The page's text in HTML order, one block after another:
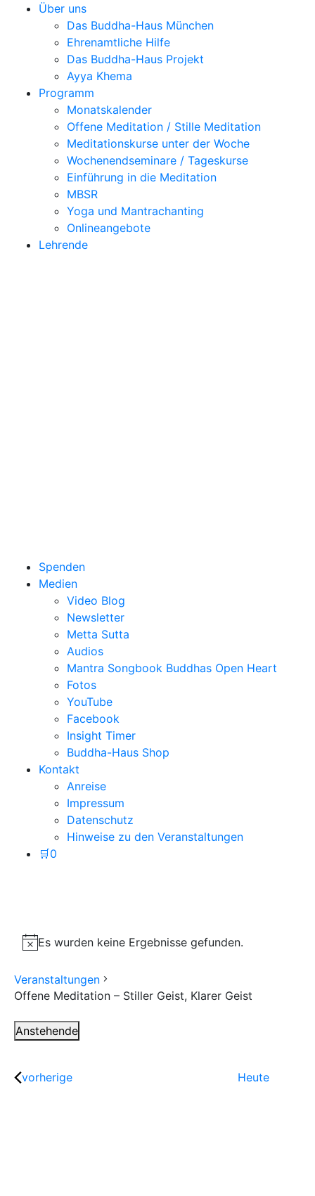
Über uns
Das Buddha-Haus München
Ehrenamtliche Hilfe
Das Buddha-Haus Projekt
Ayya Khema
Programm
Monatskalender
Offene Meditation / Stille Meditation
Meditationskurse unter der Woche
Wochenendseminare / Tageskurse
Einführung in die Meditation
MBSR
Yoga und Mantrachanting
Onlineangebote
Lehrende
Spenden
Medien
Video Blog
Newsletter
Metta Sutta
Audios
Mantra Songbook Buddhas Open Heart
Fotos
YouTube
Facebook
Insight Timer
Buddha-Haus Shop
Kontakt
Anreise
Impressum
Datenschutz
Hinweise zu den Veranstaltungen
🛒0
Es wurden keine Ergebnisse gefunden.
Veranstaltungen
Offene Meditation – Stiller Geist, Klarer Geist
Anstehende
vorherige
Heute